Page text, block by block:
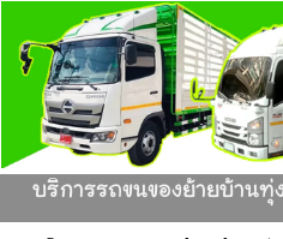
บริการรถขนของย้ายบ้านทุ่